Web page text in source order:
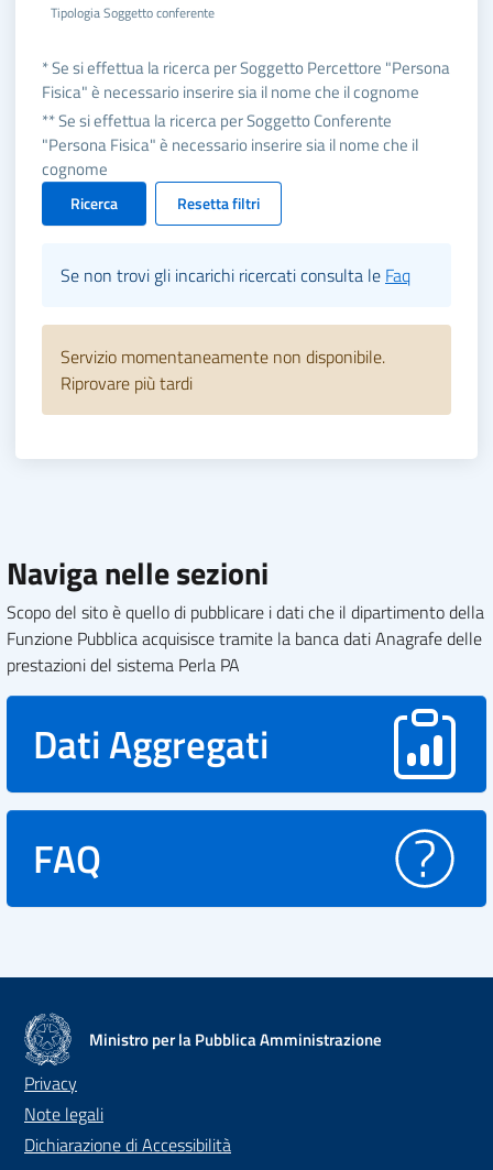
Tipologia Soggetto conferente
* Se si effettua la ricerca per Soggetto Percettore "Persona
Fisica" è necessario inserire sia il nome che il cognome
** Se si effettua la ricerca per Soggetto Conferente
"Persona Fisica" è necessario inserire sia il nome che il
cognome
Ricerca Resetta filtri
Se non trovi gli incarichi ricercati consulta le Faq
Servizio momentaneamente non disponibile.
Riprovare più tardi
Naviga nelle sezioni
Scopo del sito è quello di pubblicare i dati che il dipartimento della
Funzione Pubblica acquisisce tramite la banca dati Anagrafe delle
prestazioni del sistema Perla PA
Dati Aggregati
FAQ
Ministro per la Pubblica Amministrazione
Privacy
Note legali
Dichiarazione di Accessibilità